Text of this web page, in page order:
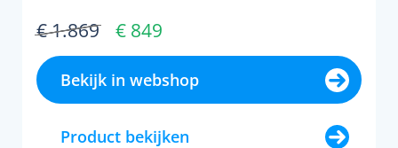
€ 1.869 € 849
Bekijk in webshop
Product bekijken